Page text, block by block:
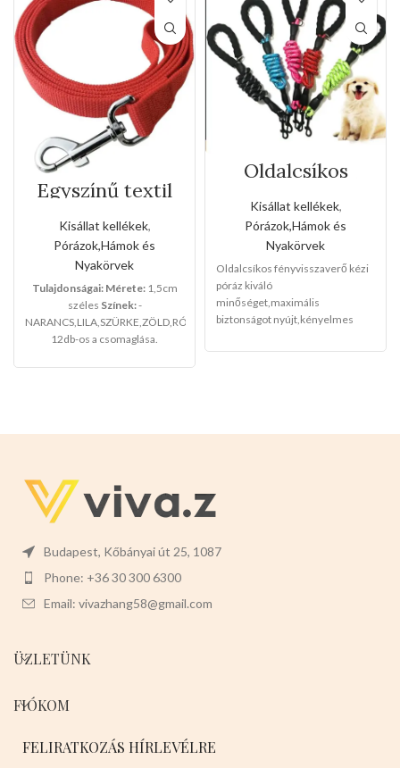
Egyszínű textil
kézipóráz(Kis
méret)
Kisállat kellékek,
Pórázok,Hámok és
Nyakörvek
Tulajdonságai: Mérete:1,5cm
széles Színek:-
NARANCS,LILA,SZÜRKE,ZÖLD,RÓZSASZÍN,PIROS
12db-os a csomaglása.
Oldalcsíkos
kézi póráz(Nagy
méret)
Kisállat kellékek,
Pórázok,Hámok és
Nyakörvek
Oldalcsíkos fényvisszaverő kézi
póráz kiváló
minőséget,maximális
biztonságot nyújt,kényelmes
számára,rozsdamentes fém
Budapest, Kőbányai út 25, 1087
Phone: +36 30 300 6300
Email: vivazhang58@gmail.com
ÜZLETÜNK
FIÓKOM
FELIRATKOZÁS HÍRLEVÉLRE